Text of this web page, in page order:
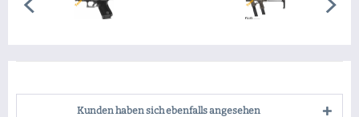
Kunden haben sich ebenfalls angesehen